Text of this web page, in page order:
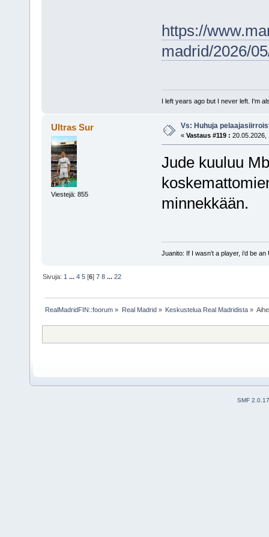
https://
madrid/2026/
I left years ago but I never left. I'm
Ultras Sur
Viestejä: 855
Vs: Huhuja
« Vastaus #119 : 20.05.2026,
Jude kuuluu
minnekkään.
Juanito: If I wasn’t a player, i’d be an
Sivuja: 1 ...4 5 [6]7 8 ...22
RealMadridFIN::foorum » Real Madrid» Keskustelua Real Madridista»
SMF 2.0.17